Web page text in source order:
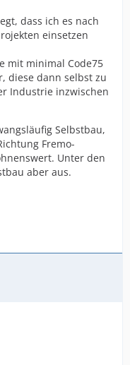
dass ich es nach
einsetzen
mit minimal Code75
diese dann selbst zu
Industrie inzwischen
Selbstbau,
Fremo-
Unter den
aber aus.